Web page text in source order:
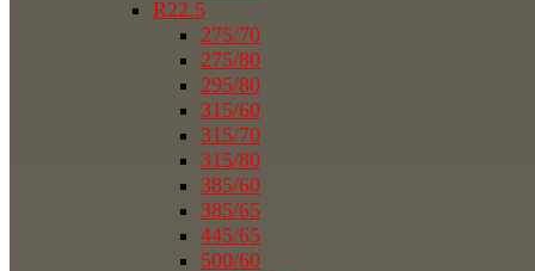
R22.5
275/70
275/80
295/80
315/60
315/70
315/80
385/60
385/65
445/65
500/60